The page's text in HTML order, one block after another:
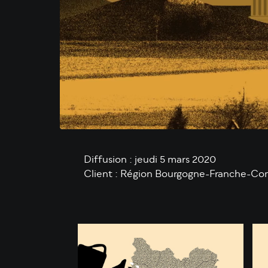
Diffusion : jeudi 5 mars 2020
Client : Région Bourgogne-Franche-